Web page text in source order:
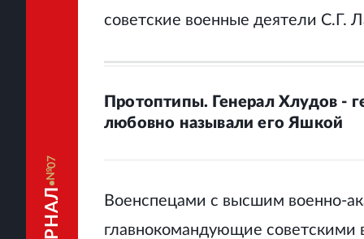
07
советские военные деятели
Протоптипы. Генерал Хлудов -
любовно называли его Яшкой
Военспецами с высшим военно-
главнокомандующие